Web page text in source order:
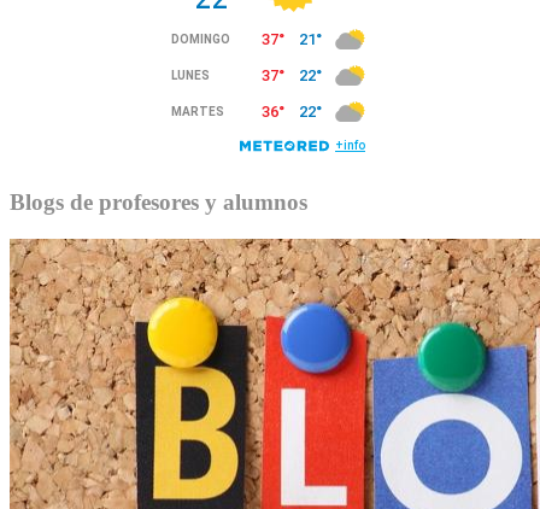
Blogs de profesores y alumnos